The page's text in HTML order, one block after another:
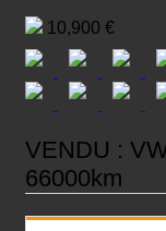
10,900 €
VENDU :
66000km